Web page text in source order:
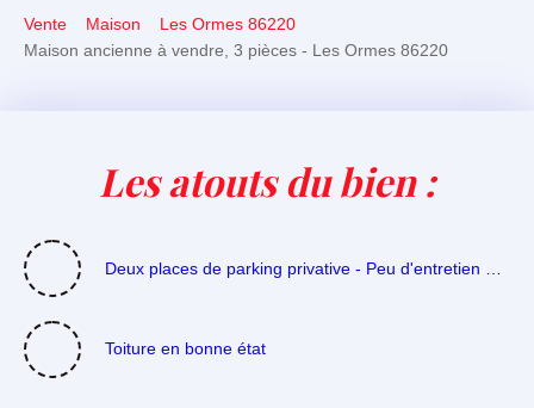
Vente Maison
Les Ormes 86220
Maison ancienne à vendre, 3 pièces - Les Ormes 86220
Les atouts du bien :
Toiture en bonne état